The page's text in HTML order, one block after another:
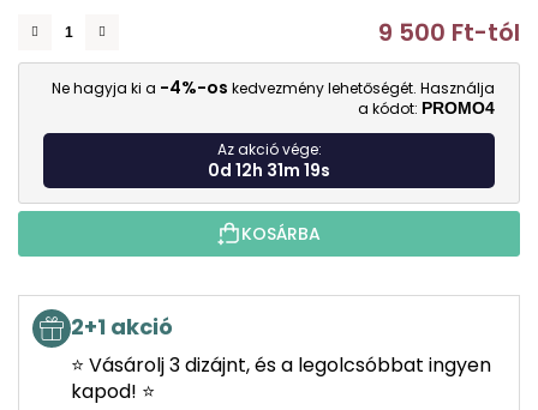
9 500 Ft-tól
Ne hagyja ki a -4%-os kedvezmény lehetőségét. Használja
a kódot: PROMO4
Az akció vége:
0d 12h 31m 18s
KOSÁRBA
2+1 akció
⭐ Vásárolj 3 dizájnt, és a legolcsóbbat ingyen
kapod! ⭐